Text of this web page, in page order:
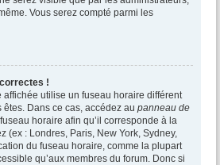
Vous serez compté parmi les
!
affichée utilise un fuseau horaire différent
Dans ce cas, accédez au panneau de
horaire afin qu’il corresponde à la
(ex : Londres, Paris, New York, Sydney,
du fuseau horaire, comme la plupart
qu’aux membres du forum. Donc si